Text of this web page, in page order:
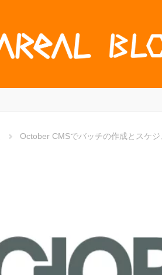
October CMSでバッチの作成とスケジ